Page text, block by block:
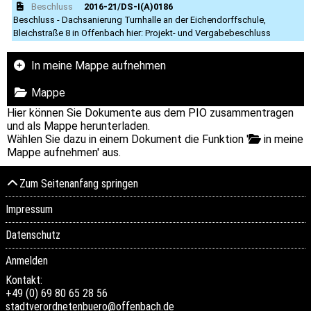
Beschluss
2016-21/DS-I(A)0186
Beschluss - Dachsanierung Turnhalle an der Eichendorffschule,
Bleichstraße 8 in Offenbach hier: Projekt- und Vergabebeschluss
In meine Mappe aufnehmen
Mappe
Hier können Sie Dokumente aus dem PIO zusammentragen
und als Mappe herunterladen.
Wählen Sie dazu in einem Dokument die Funktion '
in meine
Mappe aufnehmen' aus.
Zum Seitenanfang springen
Impressum
Datenschutz
Anmelden
Kontakt:
+49 (0) 69 80 65 28 56
stadtverordnetenbuero@offenbach.de